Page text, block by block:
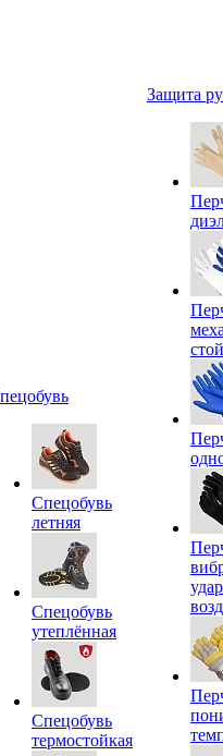
Спецобувь
летняя
Спецобувь
утеплённая
Спецобувь
термостойкая
Защита